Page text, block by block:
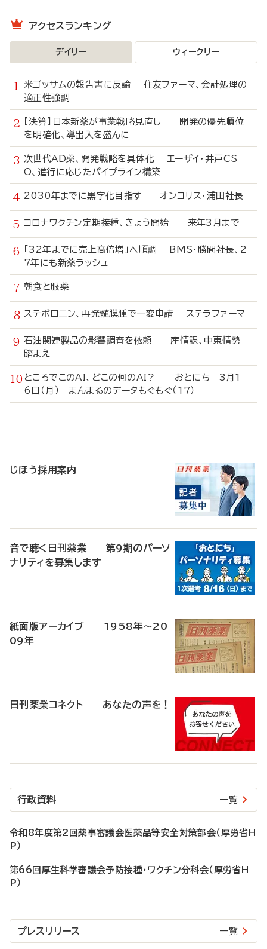
アクセスランキング
デイリー ウィークリー
米ゴッサムの報告書に反論 住友ファーマ、会計処理の
適正性強調
【決算】日本新薬が事業戦略見直し 開発の優先順位
を明確化、導出入を盛んに
次世代AD薬、開発戦略を具体化 エーザイ・井戸CS
O、進行に応じたパイプライン構築
2030年までに黒字化目指す オンコリス・浦田社長
コロナワクチン定期接種、きょう開始 来年3月まで
「32年までに売上高倍増」へ順調 BMS・勝間社長、2
7年にも新薬ラッシュ
朝食と服薬
ステボロニン、再発髄膜腫で一変申請 ステラファーマ
石油関連製品の影響調査を依頼 産情課、中東情勢
踏まえ
ところでこのAI、どこの何のAI？ おとにち 3月1
6日（月） まんまるのデータもぐもぐ（17）
じほう採用案内
音で聴く日刊薬業 第9期のパーソ
ナリティを募集します
紙面版アーカイブ 1958年～20
09年
日刊薬業コネクト あなたの声を！
行政資料 一覧
令和8年度第2回薬事審議会医薬品等安全対策部会（厚労省H
P）
第66回厚生科学審議会予防接種・ワクチン分科会（厚労省H
P）
プレスリリース 一覧